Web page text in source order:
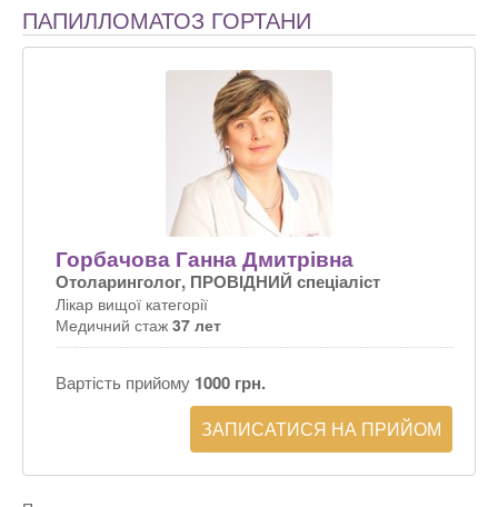
ПАПИЛЛОМАТОЗ ГОРТАНИ
Горбачова Ганна Дмитрівна
Отоларинголог, ПРОВІДНИЙ спеціаліст
Лікар вищої категорії
Медичний стаж 37 лет
Вартість прийому 1000 грн.
ЗАПИСАТИСЯ НА ПРИЙОМ